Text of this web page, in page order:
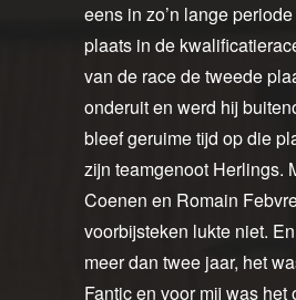
eens in zo’n lange
plaats in de
van de race de tweede
onderuit en werd hij
bleef geruime tijd op die
zijn teamgenoot Herlings.
Coenen en Romain
voorbijsteken lukte niet.
meer dan twee jaar, het
Fantic en voor mij was